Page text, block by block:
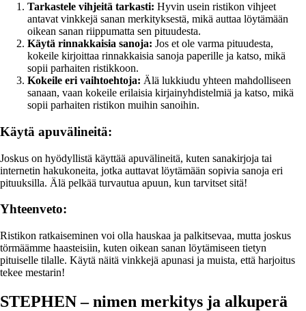
Tarkastele vihjeitä tarkasti: Hyvin usein ristikon vihjeet
antavat vinkkejä sanan merkityksestä, mikä auttaa löytämään
oikean sanan riippumatta sen pituudesta.
Käytä rinnakkaisia sanoja: Jos et ole varma pituudesta,
kokeile kirjoittaa rinnakkaisia sanoja paperille ja katso, mikä
sopii parhaiten ristikkoon.
Kokeile eri vaihtoehtoja: Älä lukkiudu yhteen mahdolliseen
sanaan, vaan kokeile erilaisia kirjainyhdistelmiä ja katso, mikä
sopii parhaiten ristikon muihin sanoihin.
Käytä apuvälineitä:
Joskus on hyödyllistä käyttää apuvälineitä, kuten sanakirjoja tai
internetin hakukoneita, jotka auttavat löytämään sopivia sanoja eri
pituuksilla. Älä pelkää turvautua apuun, kun tarvitset sitä!
Yhteenveto:
Ristikon ratkaiseminen voi olla hauskaa ja palkitsevaa, mutta joskus
törmäämme haasteisiin, kuten oikean sanan löytämiseen tietyn
pituiselle tilalle. Käytä näitä vinkkejä apunasi ja muista, että harjoitus
tekee mestarin!
STEPHEN – nimen merkitys ja alkuperä